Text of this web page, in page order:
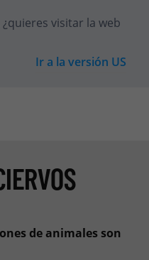
¿quieres visitar la web
Ir a la versión US
de animales son